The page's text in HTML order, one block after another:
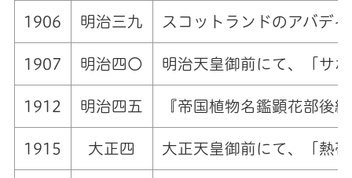
1906 明治三九 スコットランドのアバデ
1907 明治四〇 明治天皇御前にて、「サ
1912 明治四五 『帝国植物名鑑顕花部後
1915 大正四 大正天皇御前にて、「熱